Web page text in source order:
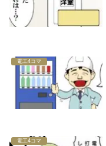
電工4コマ
電工4コマ